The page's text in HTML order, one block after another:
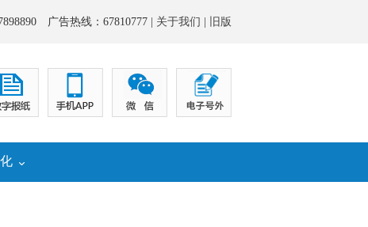
广告热线：67810777 | 关于我们 旧版